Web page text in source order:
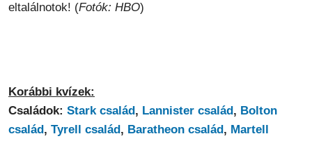
eltalálnotok! (Fotók: HBO)
Korábbi kvízek:
Családok: Stark család, Lannister család, Bolton
család, Tyrell család, Baratheon család, Martell